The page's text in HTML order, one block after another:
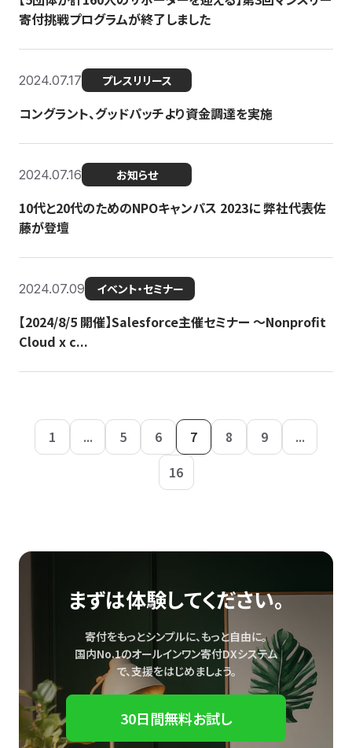
寄付挑戦プログラムが終了しました
2024.07.17 プレスリリース
コングラント、グッドパッチより資金調達を実施
2024.07.16 お知らせ
10代と20代のためのNPOキャンパス 2023に 弊社代表佐
藤が登壇
2024.07.09 イベント・セミナー
【2024/8/5 開催】Salesforce主催セミナー 〜Nonprofit
Cloud x c...
1 ... 5 6 7 8 9
...
16
まずは体験してください。
寄付をもっとシンプルに、もっと自由に。
国内No.1のオールインワン寄付DXシステム
で、支援をはじめましょう。
30日間無料お試し